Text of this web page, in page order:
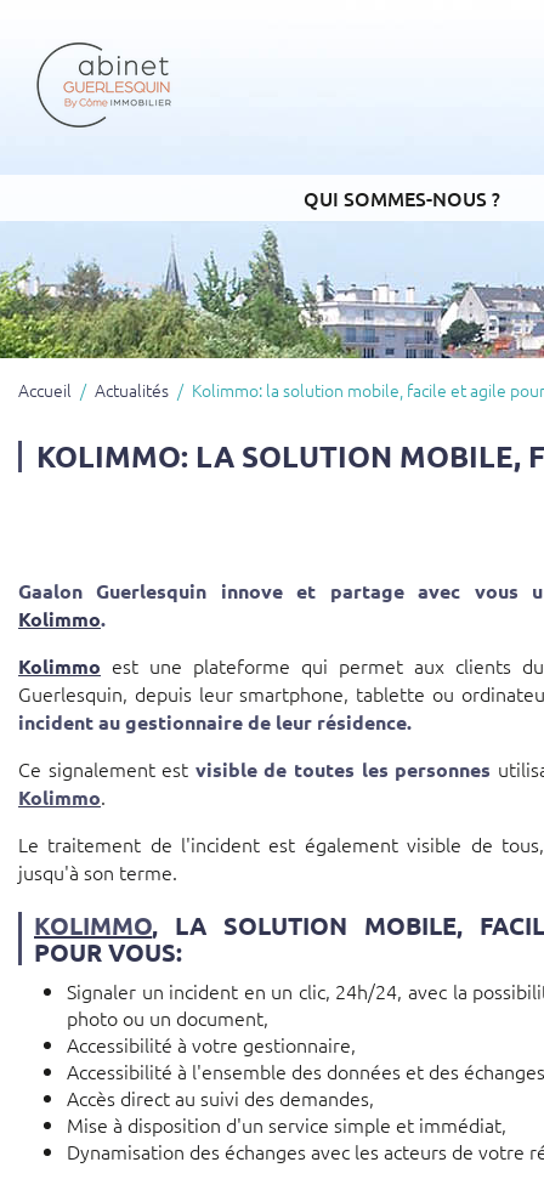
QUI SOMMES-NOUS ?
Accueil Actualités Kolimmo: la solution mobile, facile et agile
KOLIMMO: LA SOLUTION MOBILE,
Gaalon Guerlesquin innove et partage avec vous
Kolimmo.
Kolimmo est une plateforme qui permet aux clients
Guerlesquin, depuis leur smartphone, tablette ou
incident au gestionnaire de leur résidence.
Ce signalement est visible de toutes les personnes
Kolimmo.
Le traitement de l'incident est également visible de
jusqu'à son terme.
KOLIMMO, LA SOLUTION MOBILE,
POUR VOUS:
Signaler un incident en un clic, 24h/24, avec la
photo ou un document,
Accessibilité à votre gestionnaire,
Accessibilité à l'ensemble des données et des
Accès direct au suivi des demandes,
Mise à disposition d'un service simple et immédiat,
Dynamisation des échanges avec les acteurs de votre